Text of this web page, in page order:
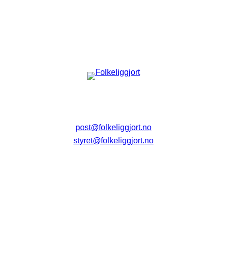
post@folkeliggjort.no
styret@folkeliggjort.no